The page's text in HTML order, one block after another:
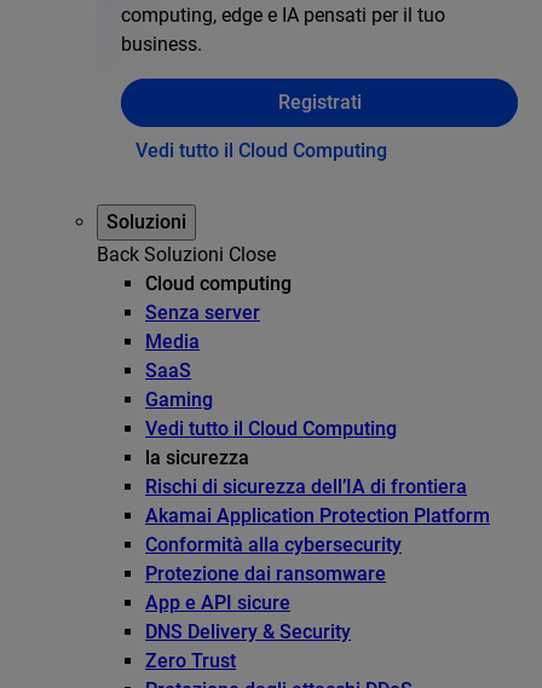
computing, edge e IA pensati per il tuo
business.
Registrati
Vedi tutto il Cloud Computing
Soluzioni
Back Soluzioni Close
Cloud computing
Senza server
Media
SaaS
Gaming
Vedi tutto il Cloud Computing
la sicurezza
Rischi di sicurezza dell’IA di frontiera
Akamai Application Protection Platform
Conformità alla cybersecurity
Protezione dai ransomware
App e API sicure
DNS Delivery & Security
Zero Trust